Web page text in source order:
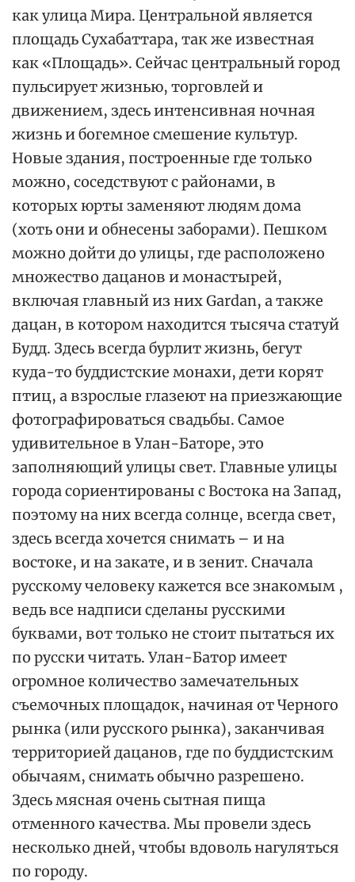
как улица Мира. Центральной является
площадь Сухабаттара, так же известная
как «Площадь». Сейчас центральный город
пульсирует жизнью, торговлей и
движением, здесь интенсивная ночная
жизнь и богемное смешение культур.
Новые здания, построенные где только
можно, соседствуют с районами, в
которых юрты заменяют людям дома
(хоть они и обнесены заборами). Пешком
можно дойти до улицы, где расположено
множество дацанов и монастырей,
включая главный из них Gardan, а также
дацан, в котором находится тысяча статуй
Будд. Здесь всегда бурлит жизнь, бегут
куда-то буддистские монахи, дети корят
птиц, а взрослые глазеют на приезжающие
фотографироваться свадьбы. Самое
удивительное в Улан-Баторе, это
заполняющий улицы свет. Главные улицы
города сориентированы с Востока на Запад,
поэтому на них всегда солнце, всегда свет,
здесь всегда хочется снимать – и на
востоке, и на закате, и в зенит. Сначала
русскому человеку кажется все знакомым ,
ведь все надписи сделаны русскими
буквами, вот только не стоит пытаться их
по русски читать. Улан-Батор имеет
огромное количество замечательных
съемочных площадок, начиная от Черного
рынка (или русского рынка), заканчивая
территорией дацанов, где по буддистским
обычаям, снимать обычно разрешено.
Здесь мясная очень сытная пища
отменного качества. Мы провели здесь
несколько дней, чтобы вдоволь нагуляться
по городу.